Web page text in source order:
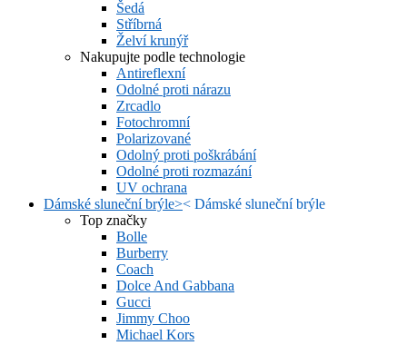
Šedá
Stříbrná
Želví krunýř
Nakupujte podle technologie
Antireflexní
Odolné proti nárazu
Zrcadlo
Fotochromní
Polarizované
Odolný proti poškrábání
Odolné proti rozmazání
UV ochrana
Dámské sluneční brýle>< Dámské sluneční brýle
Top značky
Bolle
Burberry
Coach
Dolce And Gabbana
Gucci
Jimmy Choo
Michael Kors